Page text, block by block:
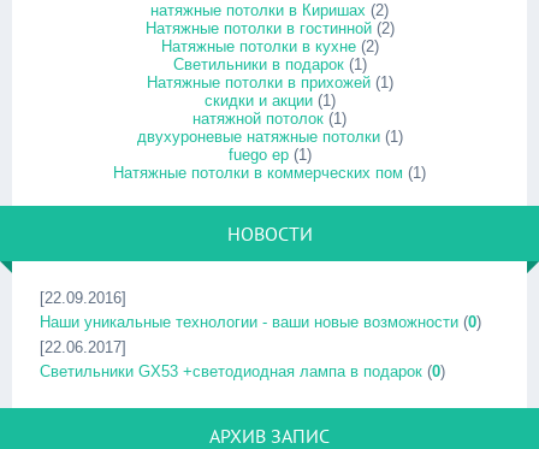
натяжные потолки в Киришах (2)
Натяжные потолки в гостинной(2)
Натяжные потолки в кухне(2)
Светильники в подарок(1)
Натяжные потолки в прихожей(1)
скидки и акции(1)
натяжной потолок (1)
двухуроневые натяжные потолки(1)
fuego ep(1)
Натяжные потолки в коммерческих пом (1)
НОВОСТИ
[22.09.2016]
Наши уникальные технологии - ваши новые возможности (0)
[22.06.2017]
Светильники GX53 +светодиодная лампа в подарок (0)
АРХИВ ЗАПИС